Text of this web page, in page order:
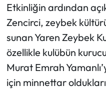
Etkinliğin ardından
Zencirci, zeybek
sunan Yaren Zeybek
özellikle kulübün
Murat Emrah
için minnettar